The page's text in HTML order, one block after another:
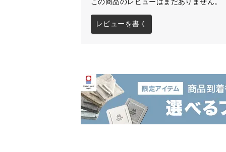
レビューを書く